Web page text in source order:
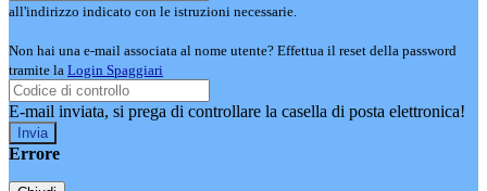
all'indirizzo indicato con le istruzioni necessarie.
Non hai una e-mail associata al nome utente? Effettua il reset della password
tramite la Login Spaggiari
E-mail inviata, si prega di controllare la casella di posta elettronica!
Errore